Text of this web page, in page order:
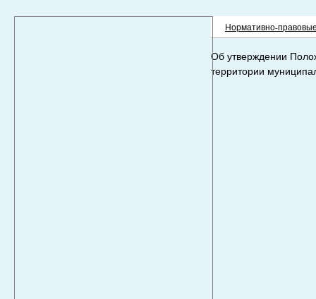
Нормативно-
Об утверждении
территории